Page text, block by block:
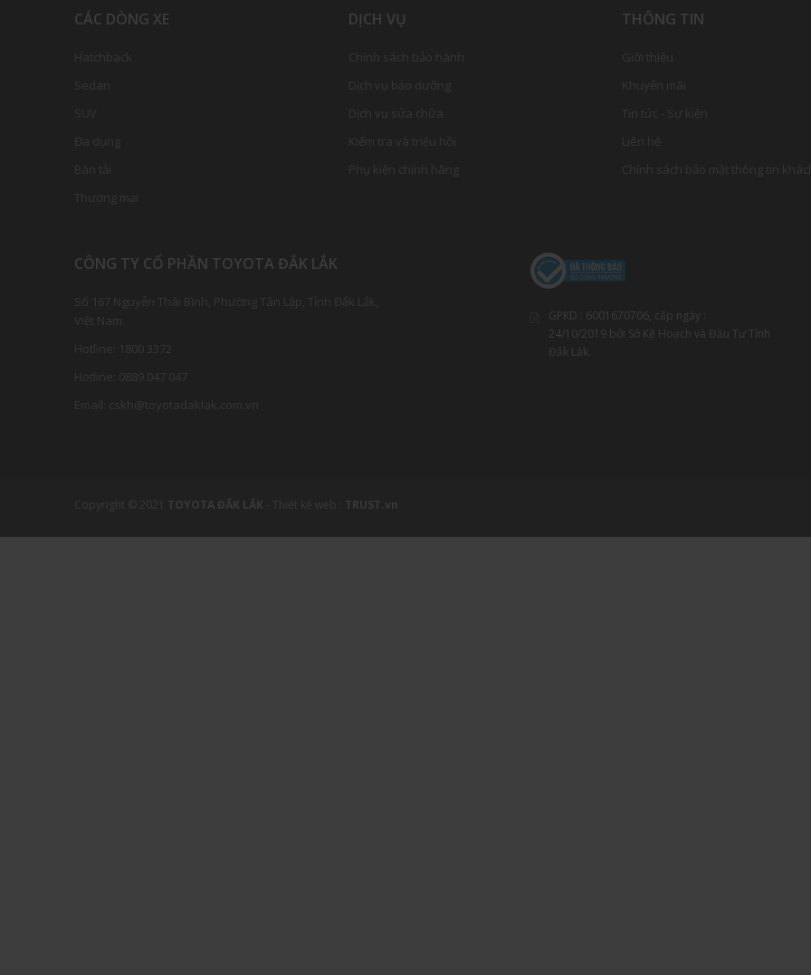
CÁC DÒNG XE DỊCH VỤ THÔNG TIN
CÔNG TY CỔ PHẦN TOYOTA ĐẮK LẮK
GPKD : 6001670706, cấp ngày :
24/10/2019 bởi Sở Kế Hoạch và Đầu Tư Tỉnh
Đắk Lắk.
Copyright © 2021 TOYOTA ĐẮK LẮK Thiết kế web : TRUST.vn